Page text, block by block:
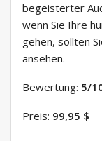
begeisterter
wenn Sie Ihre
gehen, sollten
ansehen.
Bewertung: 5/
Preis: 99,95 $